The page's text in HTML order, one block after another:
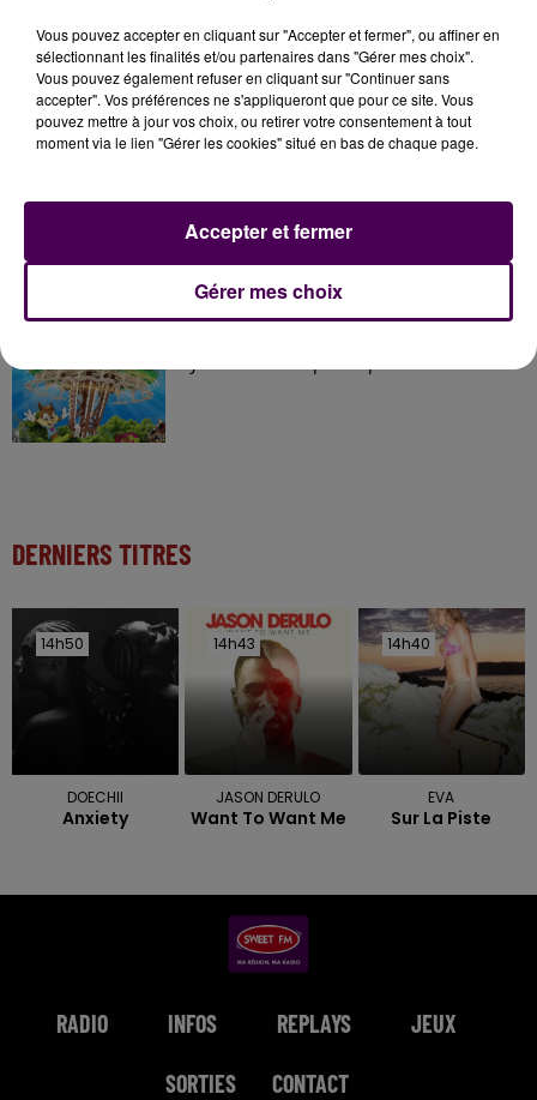
À LA UNE
7 août 2026
Gagnez vos pass pour le V and B Fest' 2026 !
Inscrivez-vous au casting The Voice & The Voice
Kids !
DERNIERS TITRES
14h50
14h50
DOECHII
Anxiety
14h43
14h43
JASON DERULO
Want To Want Me
14h40
14h40
EVA
Sur La Piste
RADIO INFOS REPLAYS JEUX
SORTIES CONTACT
Vous pouvez accepter en cliquant sur "Accepter et fermer", ou affiner en
sélectionnant les finalités et/ou partenaires dans "Gérer mes choix".
Vous pouvez également refuser en cliquant sur "Continuer sans
accepter". Vos préférences ne s'appliqueront que pour ce site. Vous
pouvez mettre à jour vos choix, ou retirer votre consentement à tout
moment via le lien "Gérer les cookies" situé en bas de chaque page.
Gérer mes choix
Accepter et fermer